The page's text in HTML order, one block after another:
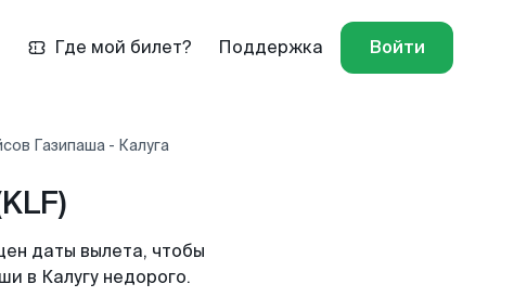
Где мой билет? Поддержка Войти
Газипаша - Калуга
даты вылета, чтобы
в Калугу недорого.